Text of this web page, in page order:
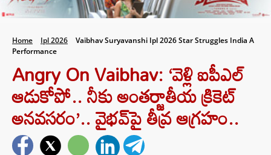
Home Ipl 2026
Vaibhav Suryavanshi Ipl 2026 Star Struggles India A
Performance
Angry On Vaibhav: ‘వెళ్లి ఐపీఎల్
ఆడుకోపో.. నీకు అంతర్జాతీయ క్రికెట్
అనవసరం’.. వైభవ్‌పై తీవ్ర ఆగ్రహం..